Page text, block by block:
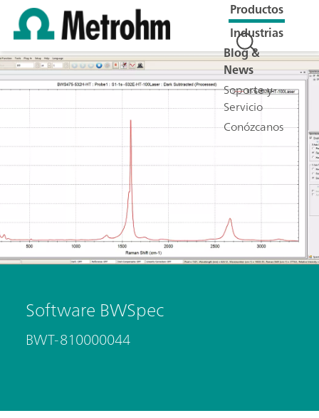
Productos
Industrias
Blog &
News
Soporte y
Servicio
Conózcanos
Software BWSpec
BWT-810000044